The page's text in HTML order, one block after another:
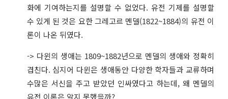
화에 기여하는지를 설명할 수 없었다. 유전 기제를 설명할
수 있게 된 것은 요한 그레고르 멘델(1822~1884)의 유전 이
론이 나온 뒤였다.
-> 다윈의 생애는 1809~1882년으로 멘델의 생애와 정확히
겹친다. 심지어 다윈은 생애동안 다양한 학자들과 교류하며
수많은 서신을 주고 받았던 인싸였다고 하는데, 왜 멘델의
유전 이론은 알지 못했을까?